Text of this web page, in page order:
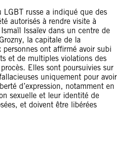
LGBT russe a indiqué que des
autorisés à rendre visite à
Issaïev dans un centre de
la capitale de la
personnes ont affirmé avoir subi
et de multiples violations des
Elles sont poursuivies sur
uniquement pour avoir
d’expression, notamment en
sexuelle et leur identité de
et doivent être libérées